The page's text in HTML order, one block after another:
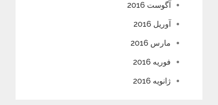
آگوست 2016
آوریل 2016
مارس 2016
فوریه 2016
ژانویه 2016